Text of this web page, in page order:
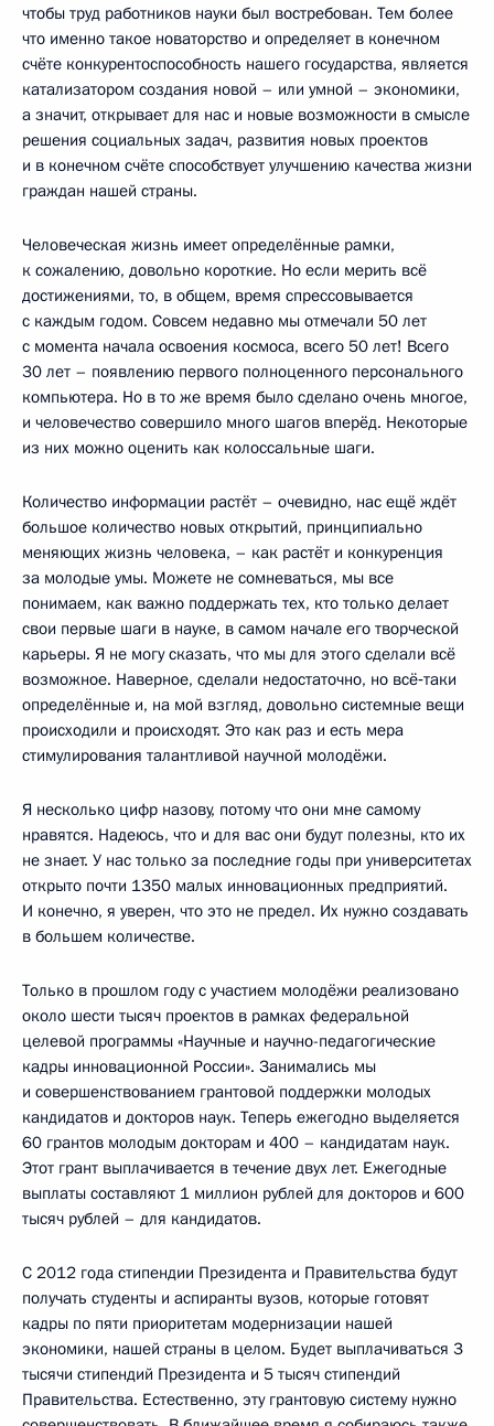
чтобы труд работников науки был востребован. Тем более
что именно такое новаторство и определяет в конечном
счёте конкурентоспособность нашего государства, является
катализатором создания новой – или умной – экономики,
а значит, открывает для нас и новые возможности в смысле
решения социальных задач, развития новых проектов
и в конечном счёте способствует улучшению качества жизни
граждан нашей страны.
Человеческая жизнь имеет определённые рамки,
к сожалению, довольно короткие. Но если мерить всё
достижениями, то, в общем, время спрессовывается
с каждым годом. Совсем недавно мы отмечали 50 лет
с момента начала освоения космоса, всего 50 лет! Всего
30 лет – появлению первого полноценного персонального
компьютера. Но в то же время было сделано очень многое,
и человечество совершило много шагов вперёд. Некоторые
из них можно оценить как колоссальные шаги.
Количество информации растёт – очевидно, нас ещё ждёт
большое количество новых открытий, принципиально
меняющих жизнь человека, – как растёт и конкуренция
за молодые умы. Можете не сомневаться, мы все
понимаем, как важно поддержать тех, кто только делает
свои первые шаги в науке, в самом начале его творческой
карьеры. Я не могу сказать, что мы для этого сделали всё
возможное. Наверное, сделали недостаточно, но всё‑таки
определённые и, на мой взгляд, довольно системные вещи
происходили и происходят. Это как раз и есть мера
стимулирования талантливой научной молодёжи.
Я несколько цифр назову, потому что они мне самому
нравятся. Надеюсь, что и для вас они будут полезны, кто их
не знает. У нас только за последние годы при университетах
открыто почти 1350 малых инновационных предприятий.
И конечно, я уверен, что это не предел. Их нужно создавать
в большем количестве.
Только в прошлом году с участием молодёжи реализовано
около шести тысяч проектов в рамках федеральной
целевой программы «Научные и научно-педагогические
кадры инновационной России». Занимались мы
и совершенствованием грантовой поддержки молодых
кандидатов и докторов наук. Теперь ежегодно выделяется
60 грантов молодым докторам и 400 – кандидатам наук.
Этот грант выплачивается в течение двух лет. Ежегодные
выплаты составляют 1 миллион рублей для докторов и 600
тысяч рублей – для кандидатов.
С 2012 года стипендии Президента и Правительства будут
получать студенты и аспиранты вузов, которые готовят
кадры по пяти приоритетам модернизации нашей
экономики, нашей страны в целом. Будет выплачиваться 3
тысячи стипендий Президента и 5 тысяч стипендий
Правительства. Естественно, эту грантовую систему нужно